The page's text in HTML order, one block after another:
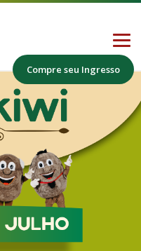
dos
de Farroupilha
Compre seu Ingresso